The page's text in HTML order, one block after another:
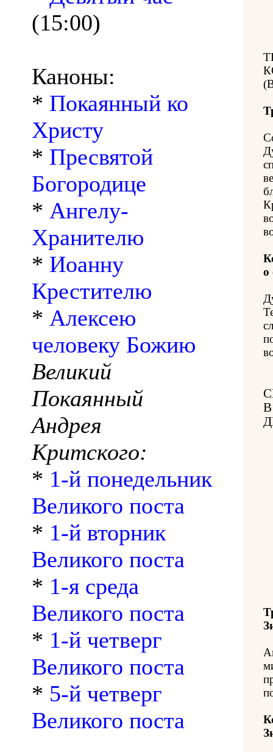
(15:00)
Каноны:
* Покаянный ко
Христу
* Пресвятой
Богородице
* Ангелу-
Хранителю
* Иоанну
Крестителю
* Алексею
человеку Божию
Великий
Покаянный
Андрея
Критского:
* 1-й понедельник
Великого поста
* 1-й вторник
Великого поста
* 1-я среда
Великого поста
* 1-й четверг
Великого поста
* 5-й четверг
Великого поста
о